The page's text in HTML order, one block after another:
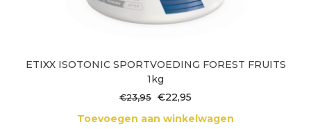
ETIXX ISOTONIC SPORTVOEDING FOREST FRUITS
1kg
€23,95 Oorspronkelijke
was:
€22,95
is:
Toevoegen aan winkelwagen